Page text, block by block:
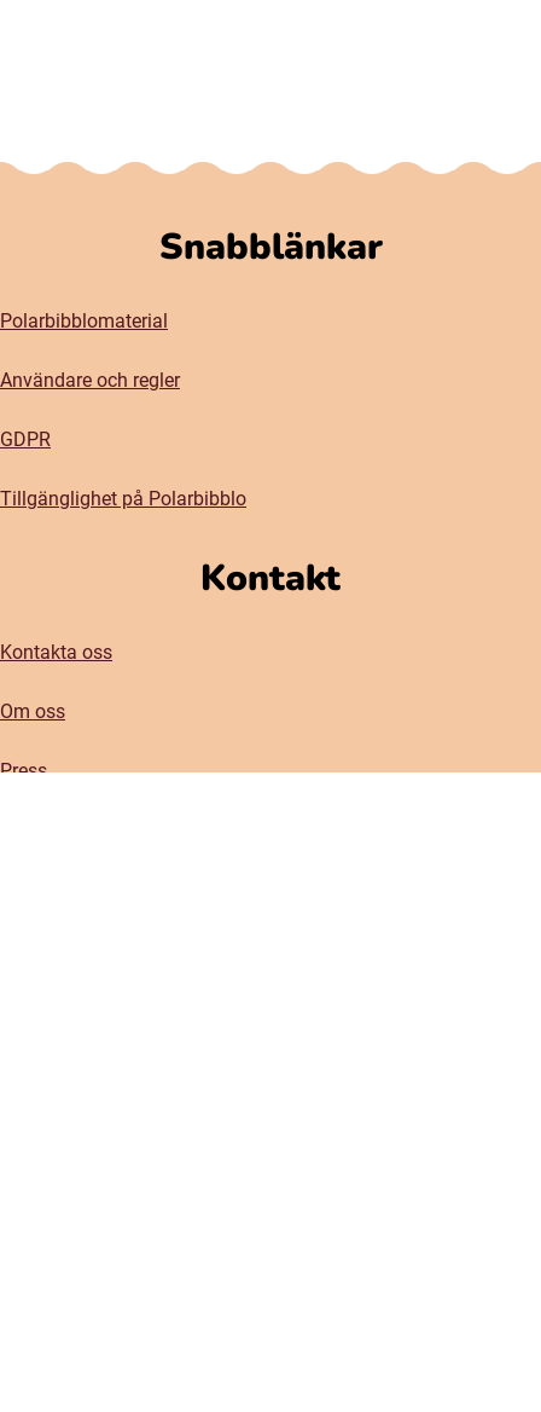
Snabblänkar
Polarbibblomaterial
Användare och regler
GDPR
Tillgänglighet på Polarbibblo
Kontakt
Kontakta oss
Om oss
Press